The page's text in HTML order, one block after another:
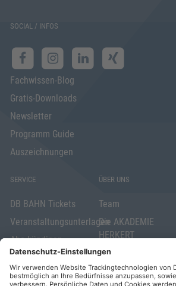
SOCIAL / INFOS
Fachwissen-Blog
Gratis-Downloads
Newsletter
Programm Guide
Auszeichnungen
SERVICE
DB BAHN Tickets
Veranstaltungsunterlagen
Abo kündigen
Widerrufsrecht
für Verbraucher
ÜBER UNS
Team
Die AKADEMIE
HERKERT
FORUM VERLAG
HERKERT
Kontakt